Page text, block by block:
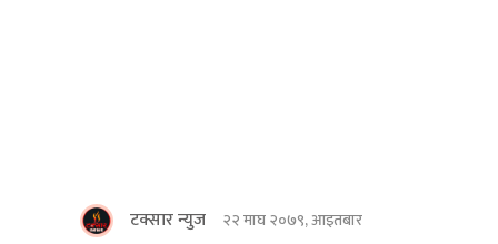
टक्सार न्युज २२ माघ २०७९, आइतबार